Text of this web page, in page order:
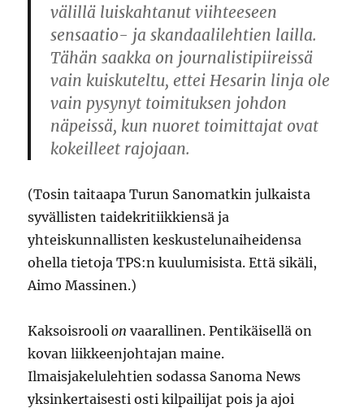
välillä luiskahtanut viihteeseen
sensaatio- ja skandaalilehtien lailla.
Tähän saakka on journalistipiireissä
vain kuiskuteltu, ettei Hesarin linja ole
vain pysynyt toimituksen johdon
näpeissä, kun nuoret toimittajat ovat
kokeilleet rajojaan.
(Tosin taitaapa Turun Sanomatkin julkaista
syvällisten taidekritiikkiensä ja
yhteiskunnallisten keskustelunaiheidensa
ohella tietoja TPS:n kuulumisista. Että sikäli,
Aimo Massinen.)
Kaksoisroolion vaarallinen. Pentikäisellä on
kovan liikkeenjohtajan maine.
Ilmaisjakelulehtien sodassa Sanoma News
yksinkertaisesti osti kilpailijat pois ja ajoi